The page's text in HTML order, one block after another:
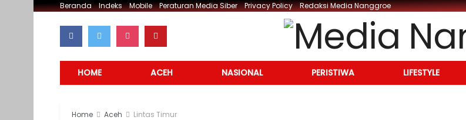
Beranda Indeks Mobile Peraturan Media Siber Privacy Policy Redaksi Media Nanggroe
HOME ACEH NASIONAL PERISTIWA LIFESTYLE
Home Aceh Lintas Timur